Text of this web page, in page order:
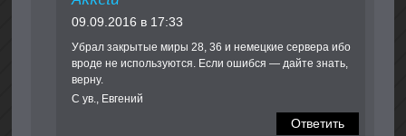
09.09.2016 в 17:33
Убрал закрытые миры 28, 36 и немецкие сервера ибо
вроде не используются. Если ошибся — дайте знать,
верну.
С ув., Евгений
Ответить